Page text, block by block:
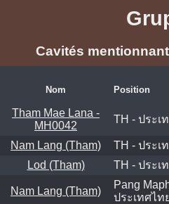
Cavités
Nom Position
Tham Mae Lana -
MH0042
TH - ประเ
Nam Lang (Tham) TH - ประเ
Lod (Tham)
TH - ประเ
Nam Lang (Tham)
Pang
ประเทศไท